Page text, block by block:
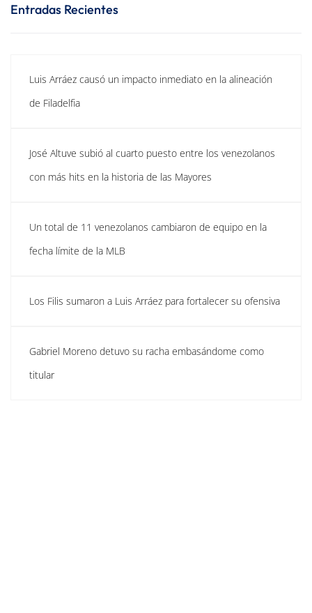
Entradas Recientes
Luis Arráez causó un impacto inmediato en la alineación
de Filadelfia
José Altuve subió al cuarto puesto entre los venezolanos
con más hits en la historia de las Mayores
Un total de 11 venezolanos cambiaron de equipo en la
fecha límite de la MLB
Los Filis sumaron a Luis Arráez para fortalecer su ofensiva
Gabriel Moreno detuvo su racha embasándome como
titular